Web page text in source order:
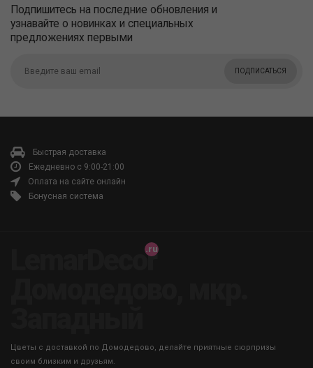
Подпишитесь на последние обновления и
узнавайте о новинках и специальных
предложениях первыми
ПОДПИСАТЬСЯ
Быстрая доставка
Ежедневно с 9:00-21:00
Оплата на сайте онлайн
Бонусная система
LemarDecor
Цветы с доставкой по Домодедово, делайте приятные сюрпризы
своим близким и друзьям.